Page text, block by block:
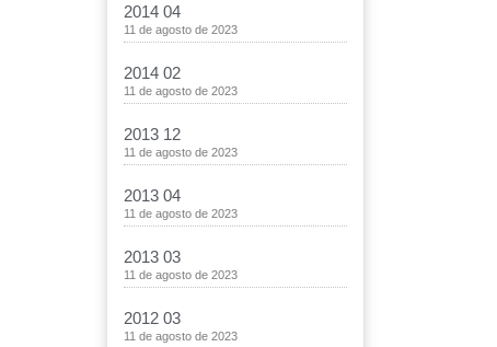
2014 04
11 de agosto de 2023
2014 02
11 de agosto de 2023
2013 12
11 de agosto de 2023
2013 04
11 de agosto de 2023
2013 03
11 de agosto de 2023
2012 03
11 de agosto de 2023